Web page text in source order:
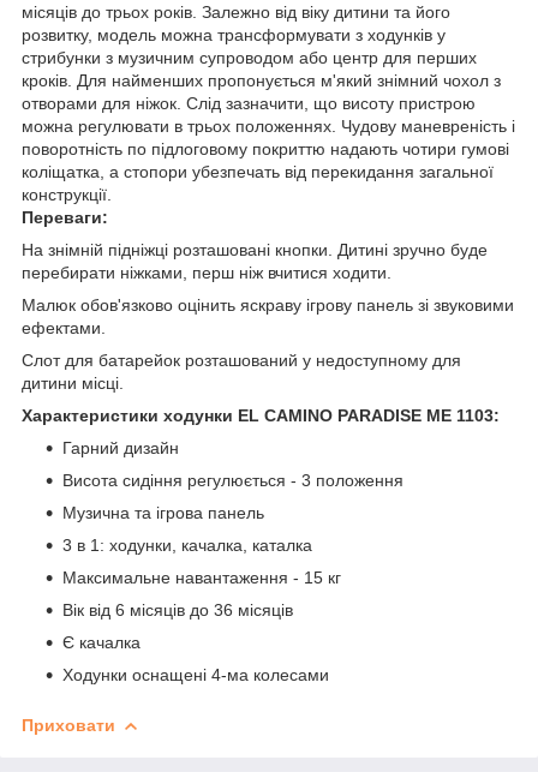
місяців до трьох років. Залежно від віку дитини та його
розвитку, модель можна трансформувати з ходунків у
стрибунки з музичним супроводом або центр для перших
кроків. Для найменших пропонується м'який знімний чохол з
отворами для ніжок. Слід зазначити, що висоту пристрою
можна регулювати в трьох положеннях. Чудову маневреність і
поворотність по підлоговому покриттю надають чотири гумові
коліщатка, а стопори убезпечать від перекидання загальної
конструкції.
Переваги:
На знімній підніжці розташовані кнопки. Дитині зручно буде
перебирати ніжками, перш ніж вчитися ходити.
Малюк обов'язково оцінить яскраву ігрову панель зі звуковими
ефектами.
Слот для батарейок розташований у недоступному для
дитини місці.
Характеристики ходунки EL CAMINO PARADISE ME 1103:
Гарний дизайн
Висота сидіння регулюється - 3 положення
Музична та ігрова панель
3 в 1: ходунки, качалка, каталка
Максимальне навантаження - 15 кг
Вік від 6 місяців до 36 місяців
Є качалка
Ходунки оснащені 4-ма колесами
Приховати